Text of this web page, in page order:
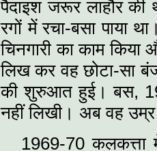
पैदाइश जरूर लाहौर की
रगों में रचा-बसा पाया
चिनगारी का काम
लिख कर वह छोटा-सा
की शुरुआत हुई। बस,
नहीं लिखी। अब वह उम्र
1969-70 कलकत्ता